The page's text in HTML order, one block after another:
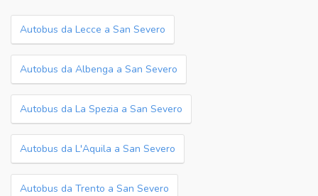
Autobus da Lecce a San Severo
Autobus da Albenga a San Severo
Autobus da La Spezia a San Severo
Autobus da L'Aquila a San Severo
Autobus da Trento a San Severo